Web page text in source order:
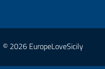
© 2026 EuropeLoveSicily